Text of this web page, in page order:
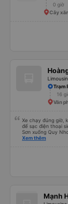
0 giờ
Cây
Trạm
16
Văn
Xe chạy đúng giờ,
để sạc điện thoại
Sơn xuống Quy
chung.
Xem thêm
Mạnh